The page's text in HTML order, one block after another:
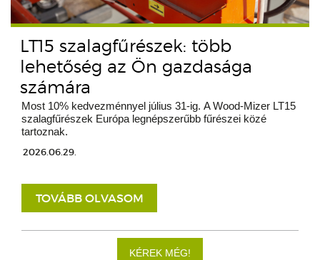
LT15 szalagfűrészek: több
lehetőség az Ön gazdasága
számára
Most 10% kedvezménnyel július 31-ig. A Wood-Mizer LT15
szalagfűrészek Európa legnépszerűbb fűrészei közé
tartoznak.
2026.06.29.
TOVÁBB OLVASOM
KÉREK MÉG!